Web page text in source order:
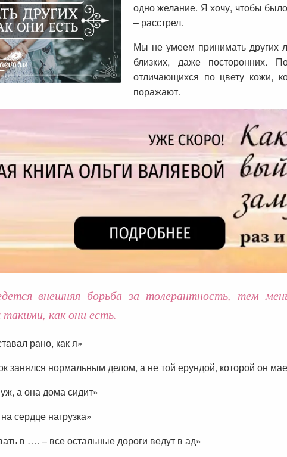
одно желание. Я хочу, чтобы
– расстрел.
Мы не умеем принимать других
близких, даже посторонних.
отличающихся по цвету кожи,
поражают.
внешняя борьба за толерантность, тем
как они есть.
рано, как я»
занялся нормальным делом, а не той ерундой, которой он
а она дома сидит»
сердце нагрузка»
в …. – все остальные дороги ведут в ад»